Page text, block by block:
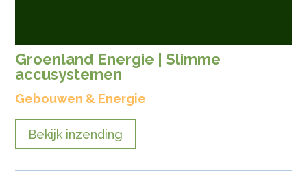
Groenland Energie | Slimme
accusystemen
Gebouwen & Energie
Bekijk inzending